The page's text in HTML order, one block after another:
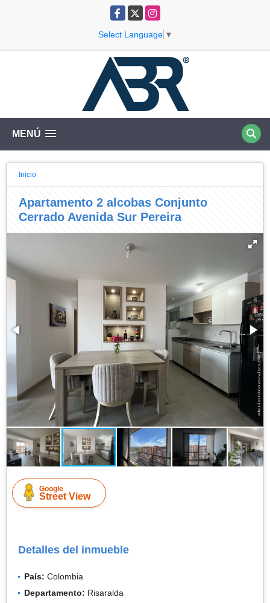
Facebook
X Instagram
Select Language ▼
MENÚ
Inicio
Apartamento 2 alcobas Conjunto
Cerrado Avenida Sur Pereira
Google
Street View
Detalles del inmueble
País: Colombia
Departamento: Risaralda